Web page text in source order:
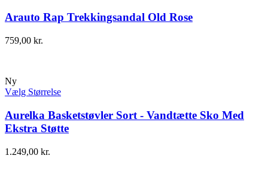
Arauto Rap Trekkingsandal Old Rose
759,00 kr.
Ny
Vælg Størrelse
Aurelka Basketstøvler Sort - Vandtætte Sko Med
Ekstra Støtte
1.249,00 kr.